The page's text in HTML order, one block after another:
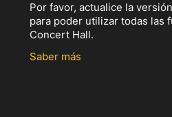
Por favor, actualice la
para poder utilizar todas las
Concert Hall.
Saber más